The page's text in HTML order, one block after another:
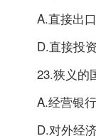
A.直接出
D.直接投
23.狭义的
A.经营银
D.对外经